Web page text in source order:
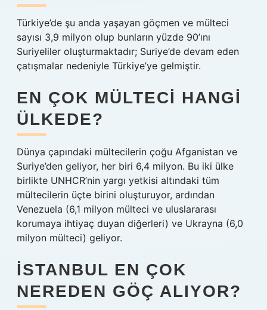
Türkiye’de şu anda yaşayan göçmen ve mülteci
sayısı 3,9 milyon olup bunların yüzde 90’ını
Suriyeliler oluşturmaktadır; Suriye’de devam eden
çatışmalar nedeniyle Türkiye’ye gelmiştir.
EN ÇOK MÜLTECI HANGI
ÜLKEDE?
Dünya çapındaki mültecilerin çoğu Afganistan ve
Suriye’den geliyor, her biri 6,4 milyon. Bu iki ülke
birlikte UNHCR’nin yargı yetkisi altındaki tüm
mültecilerin üçte birini oluşturuyor, ardından
Venezuela (6,1 milyon mülteci ve uluslararası
korumaya ihtiyaç duyan diğerleri) ve Ukrayna (6,0
milyon mülteci) geliyor.
İSTANBUL EN ÇOK
NEREDEN GÖÇ ALIYOR?